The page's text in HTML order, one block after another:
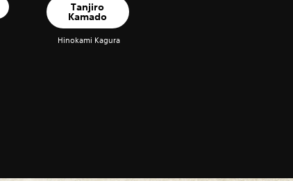
Tanjiro
Kamado
Hinokami Kagura